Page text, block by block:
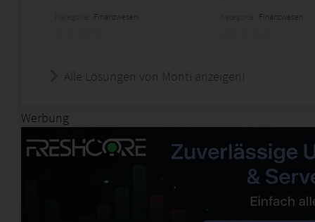
Finanzwesen Finanzwesen
Alle Lösungen von Monti anzeigen!
Werbung